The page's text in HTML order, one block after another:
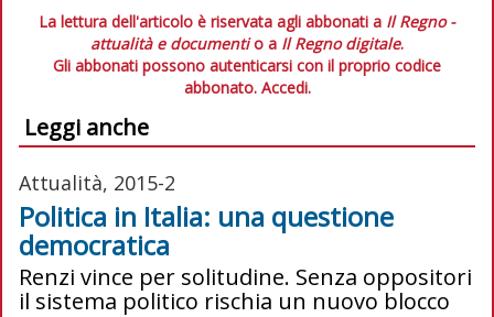
La lettura dell'articolo è riservata agli abbonati a Il Regno -
attualità e documentio a Il Regno digitale.
Gli abbonati possono autenticarsi con il proprio codice
abbonato. Accedi.
Leggi anche
Attualità, 2015-2
Politica in Italia: una questione
democratica
Renzi vince per solitudine. Senza oppositori
il sistema politico rischia un nuovo blocco